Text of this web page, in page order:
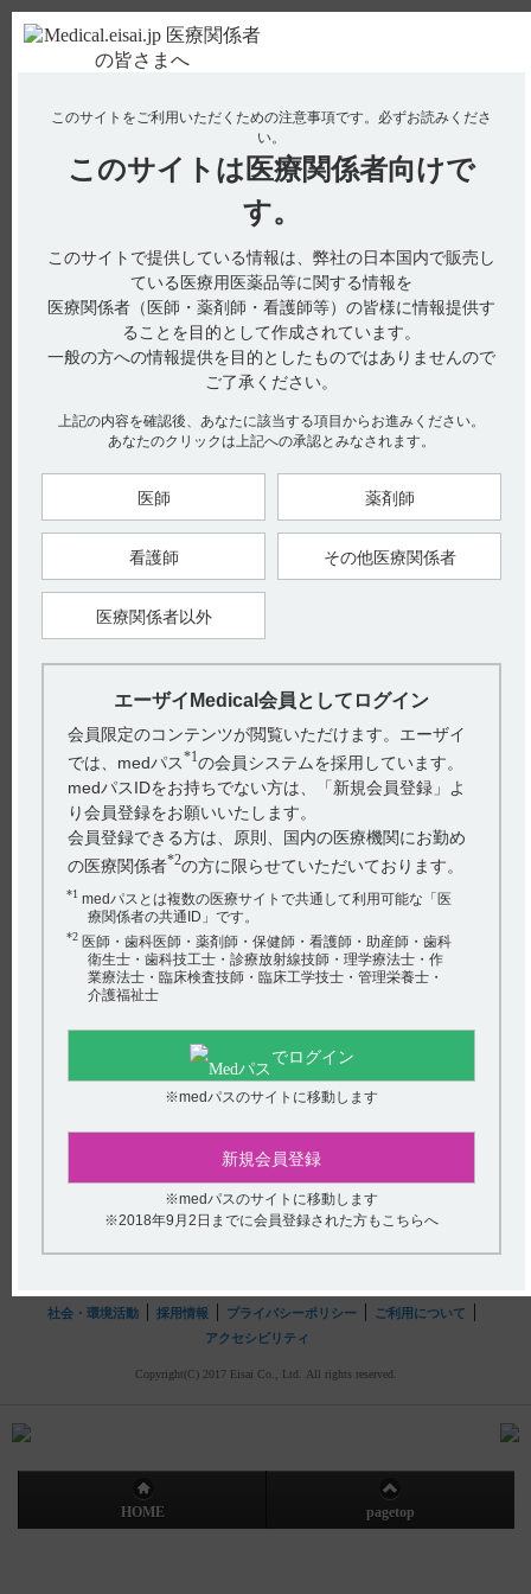
使用期限検索 Drug Information
No : 3277
【レンビマ】 保管方法は?
【レンビマ】
保管方法は?
貯法は室温保存です。（引用1）
1）レンビマカプセル4mg･10mg電子添文 2024年2月改訂（第5
【更新年月】
関連するQ&A
【メチコバール・錠・細粒】 効能・効果は?
【ユベラＮ】 薬効薬理について教えてください。
【レンビマ】 他の抗悪性腫瘍剤の併用はできますか？
【レンビマ】 規制区分について教えて下さい。
【レンビマ】 小児への投与に関する注意事項は？
アンケート:ご意見をお聞かせください
(選択してください)
このサイトをご利用いただくための注意事項です。 必ずお読みくださ
い。
このサイトは 医療関係者向けで
す。
このサイトで提供している情報は、弊社の日本国内で販売し
ている医療用医薬品等に関する情報を
医療関係者（医師・薬剤師・看護師等）の皆様に情報提供す
ることを目的として作成されています。
一般の方への情報提供を目的としたものではありませんので
ご了承ください。
上記の内容を確認後、あなたに該当する項目からお進みください。
あなたのクリックは上記への承認とみなされます。
医師 薬剤師
看護師 その他医療関係者
医療関係者以外
エーザイMedical会員としてログイン
会員限定のコンテンツが閲覧いただけます。エーザイ
では、medパス*1の会員システムを採用しています。
medパスIDをお持ちでない方は、「新規会員登録」よ
り会員登録をお願いいたします。
会員登録できる方は、原則、国内の医療機関にお勤め
の医療関係者*2の方に限らせていただいております。
*1 medパスとは複数の医療サイトで共通して利用可能な「医
療関係者の共通ID」です。
*2 医師・歯科医師・薬剤師・保健師・看護師・助産師・歯科
衛生士・歯科技工士・診療放射線技師・理学療法士・作
業療法士・臨床検査技師・臨床工学技士・管理栄養士・
介護福祉士
でログイン
※medパスのサイトに移動します
新規会員登録
※medパスのサイトに移動します
※2018年9月2日までに会員登録された方もこちらへ
hhcホットライン
(平日9時〜18時 土日・祝日9時〜17時)
フリーダイヤル0120-419-497
インターネットでのお問い合わせ
社会・環境活動
採用情報 プライバシーポリシー
ご利用について
アクセシビリティ
Copyright(C) 2017 Eisai Co., Ltd. All rights reserved.
HOME pagetop